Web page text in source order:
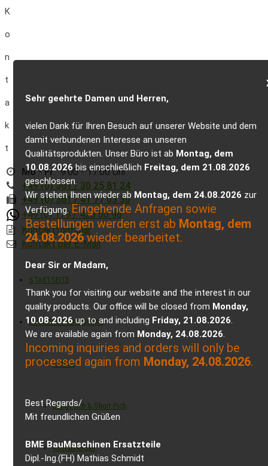
K
o
n
t
a
k
t
Mo-Fr: 9.00 - 17.00 Uhr
+49 (0) 361 / 30 25 81 24
+49 (0) 361 / 41 77 03 30
+49 (0) 179 / 425 50 98
Kontaktformular
Kontakt per E-Mail
STARTSEITE
GUMMIKETTENPORTAL
Aufbau
Long Pitch & Short Pich
Ausführungen
Sehr geehrte Damen und Herren,
vielen Dank für Ihren Besuch auf unserer Website und dem
damit verbundenen Interesse an unseren
Qualitätsprodukten. Unser Büro ist ab Montag, dem
10.08.2026bis einschließlich Freitag, dem 21.08.2026
geschlossen.
Wir stehen Ihnen wieder ab Montag, dem 24.08.2026 zur
Verfügung.Eingehende Anfragen sowie
Bestellungen werden erst ab Montag, dem
24.08.2026wieder bearbeitet.
Dear Sir or Madam,
Thank you for visiting our website and the interest in our
quality products. Our office will be closed from Monday,
10.08.2026up to and including Friday, 21.08.2026.
We are available again from Monday, 24.08.2026.
Incoming inquiries and orders will only be
processed again from Monday, 24.08.2026.
Best Regards/
Mit freundlichen Grüßen
BME BauMaschinen Ersatzteile
Dipl.-Ing.(FH) Mathias Schmidt